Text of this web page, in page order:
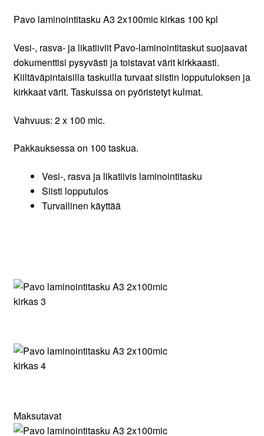
Pavo laminointitasku A3 2x100mic kirkas 100 kpl
Vesi-, rasva- ja likatiiviit Pavo-laminointitaskut suojaavat
dokumenttisi pysyvästi ja toistavat värit kirkkaasti.
Kiiltäväpintaisilla taskuilla turvaat siistin lopputuloksen ja
kirkkaat värit. Taskuissa on pyöristetyt kulmat.
Vahvuus: 2 x 100 mic.
Pakkauksessa on 100 taskua.
Vesi-, rasva ja likatiivis laminointitasku
Siisti lopputulos
Turvallinen käyttää
Maksutavat